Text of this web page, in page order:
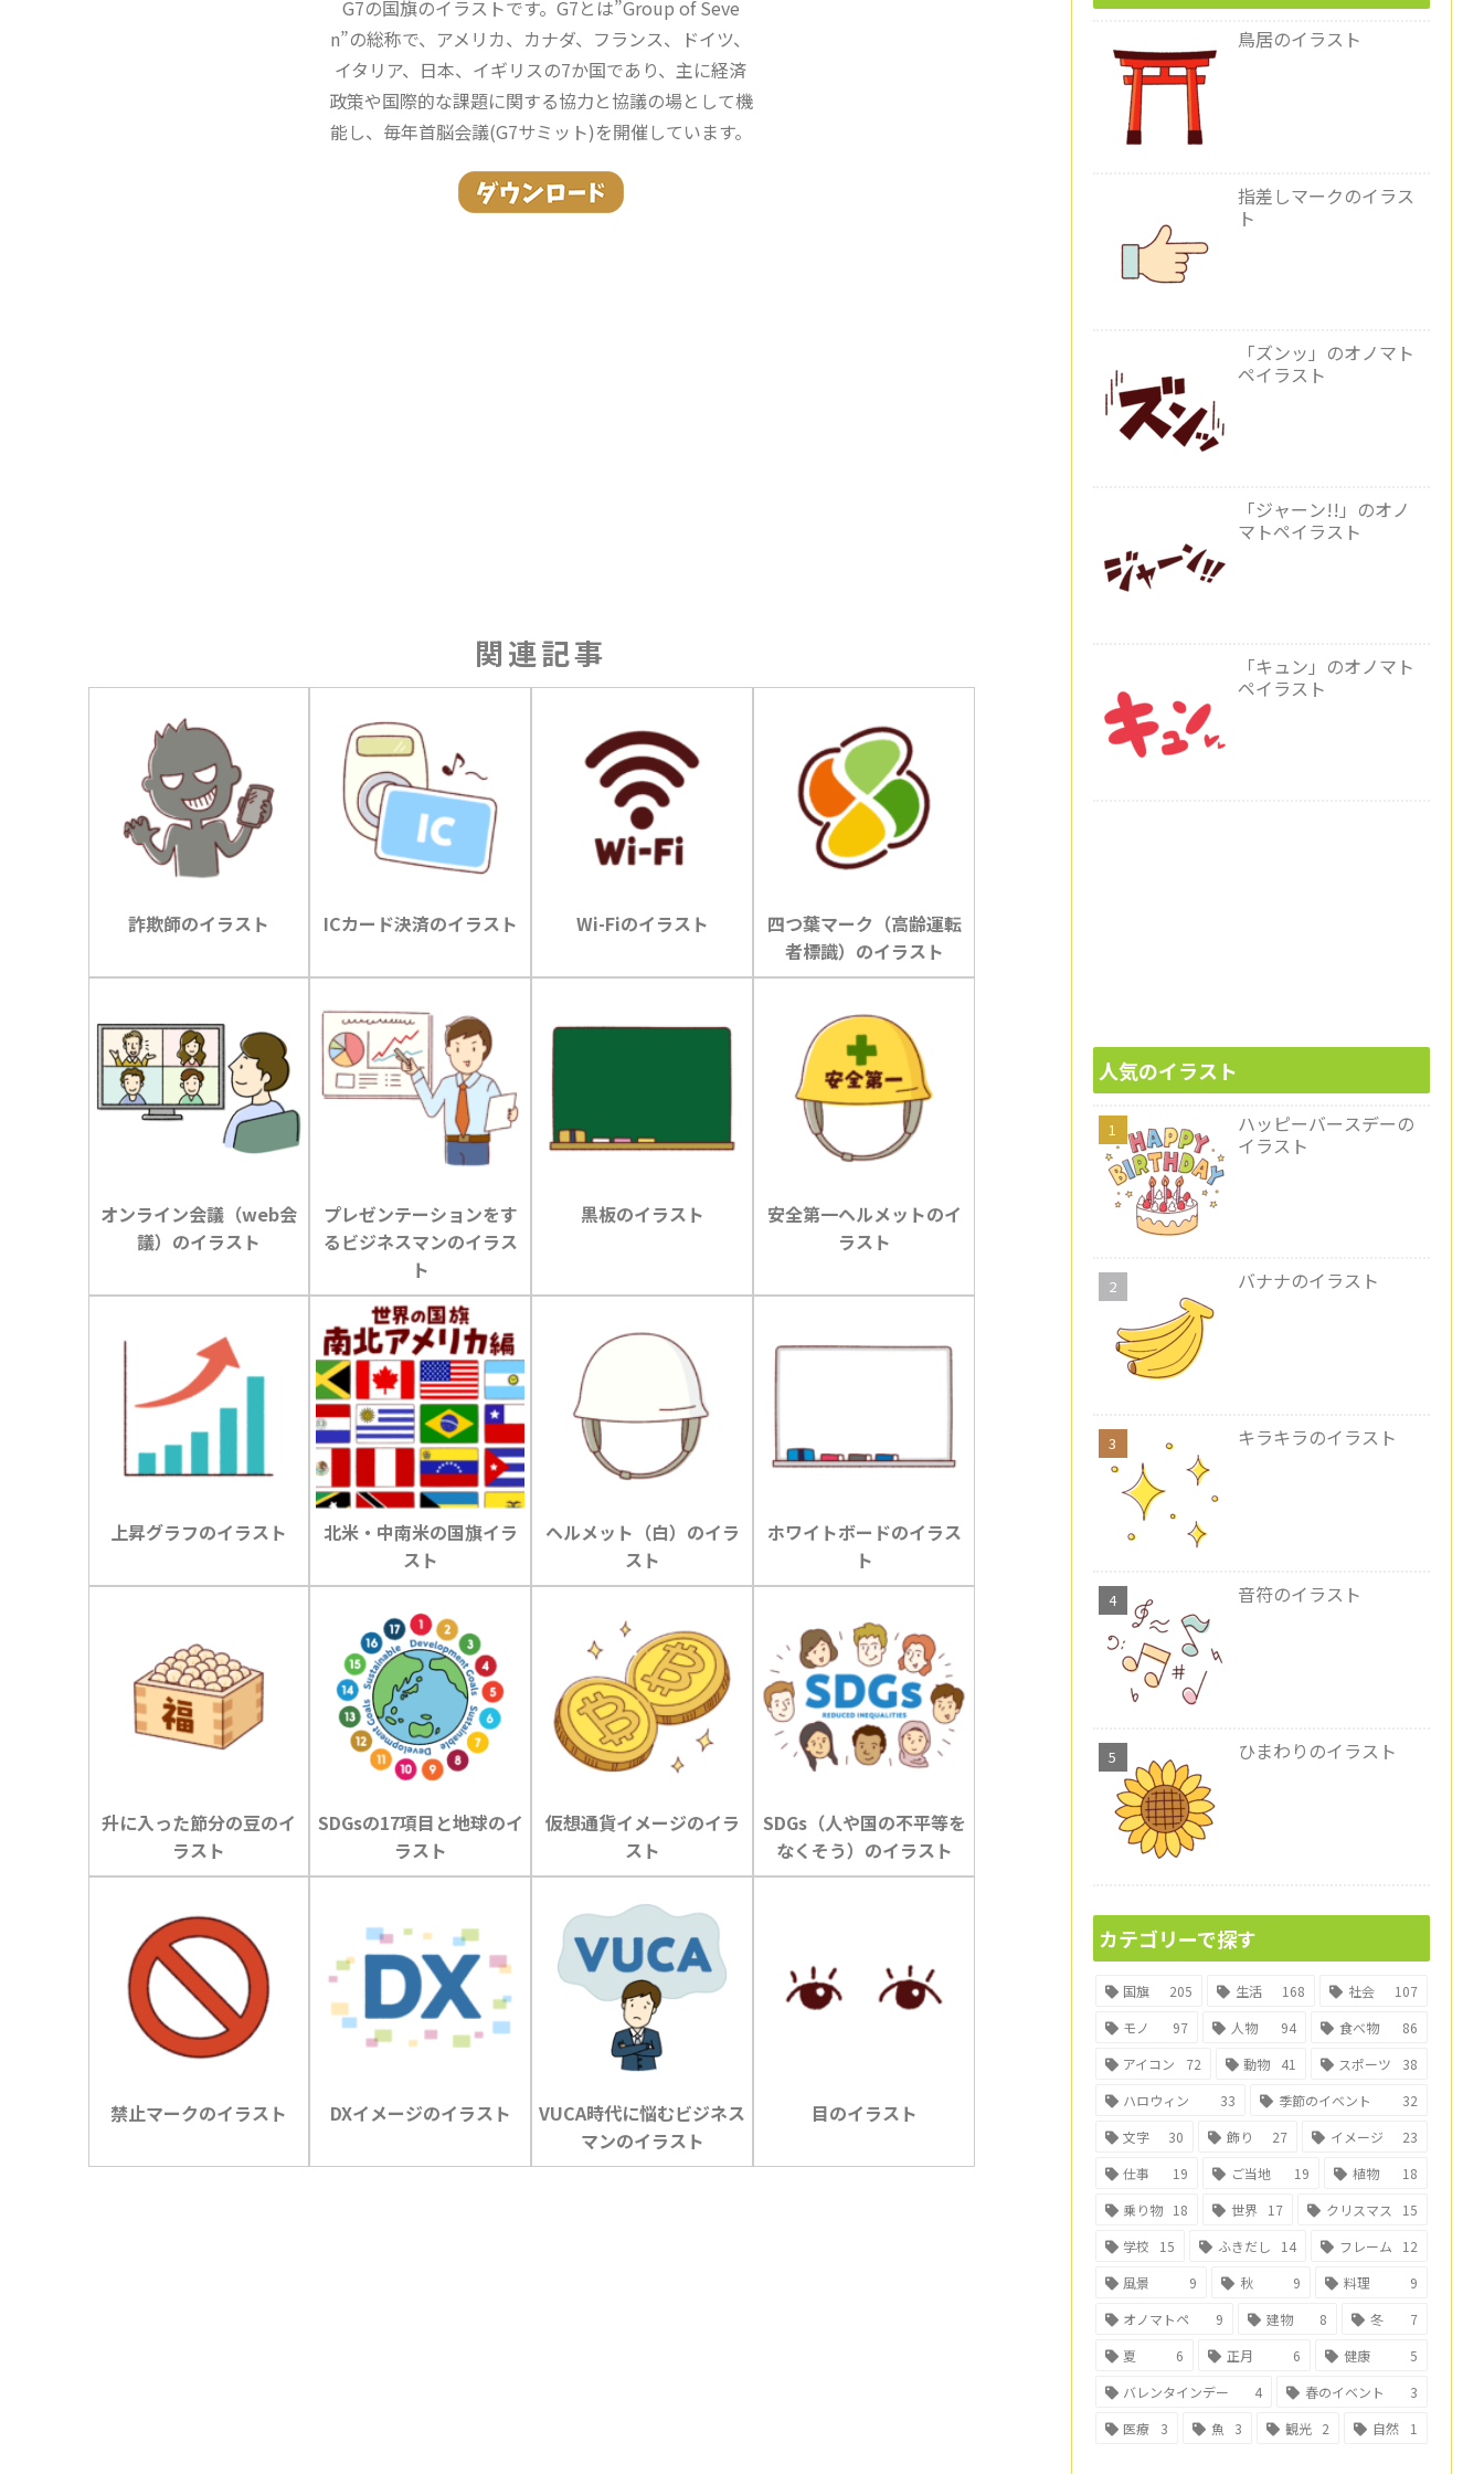
G7の国旗のイラストです。G7とは”Group of Seve
n”の総称で、アメリカ、カナダ、フランス、ドイツ、
イタリア、日本、イギリスの7か国であり、主に経済
政策や国際的な課題に関する協力と協議の場として機
能し、毎年首脳会議(G7サミット)を開催しています。
関連記事
詐欺師のイラスト ICカード決済のイラスト Wi-Fiのイラスト
四つ葉マーク（高齢運転
者標識）のイラスト
オンライン会議（web会
議）のイラスト
プレゼンテーションをす
るビジネスマンのイラス
ト
黒板のイラスト
安全第一ヘルメットのイ
ラスト
上昇グラフのイラスト
北米・中南米の国旗イラ
スト
ヘルメット（白）のイラ
スト
ホワイトボードのイラス
ト
升に入った節分の豆のイ
ラスト
SDGsの17項目と地球のイ
ラスト
仮想通貨イメージのイラ
スト
SDGs（人や国の不平等を
なくそう）のイラスト
禁止マークのイラスト DXイメージのイラスト
VUCA時代に悩むビジネス
マンのイラスト
目のイラスト
鳥居のイラスト
指差しマークのイラス
ト
「ズンッ」のオノマト
ペイラスト
「ジャーン!!」のオノ
マトペイラスト
「キュン」のオノマト
ペイラスト
人気のイラスト
ハッピーバースデーの
イラスト
バナナのイラスト
キラキラのイラスト
音符のイラスト
ひまわりのイラスト
カテゴリーで探す
国旗 205 生活 168 社会
107
モノ
97 人物 94 食べ物
86
アイコン
72 動物 41 スポーツ
38
ハロウィン
33 季節のイベント
32
文字
30 飾り 27 イメージ
23
仕事
19 ご当地 19 植物
18
乗り物 18 世界 17 クリスマス
15
学校
15 ふきだし 14 フレーム
12
風景
9 秋 9 料理
9
オノマトペ
9 建物 8 冬
7
夏
6 正月 6 健康
5
バレンタインデー
4 春のイベント
3
医療
3 魚 3 観光 2 自然 1